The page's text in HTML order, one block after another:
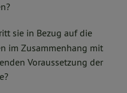
sie in Bezug auf die
im Zusammenhang mit
Voraussetzung der